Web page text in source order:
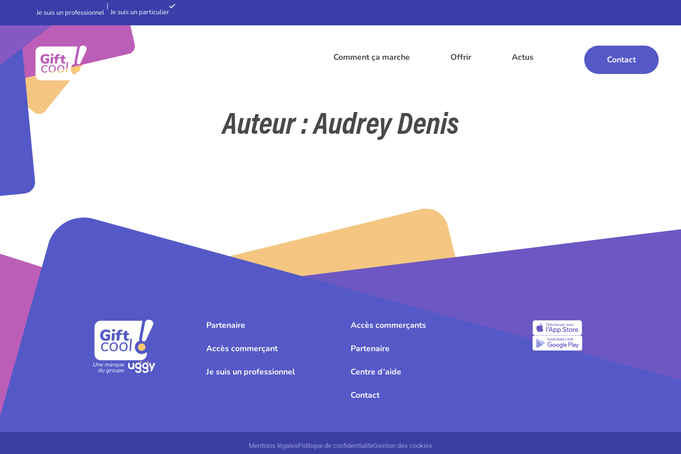
Je suis un professionnel Je suis un particulier
Comment ça marche Offrir Actus Contact
Auteur :Audrey Denis
Partenaire
Accès commerçant
Je suis un professionnel
Accès commerçants
Partenaire
Centre d’aide
Contact
Mentions légalesPolitique de confidentialitéGestion des cookies